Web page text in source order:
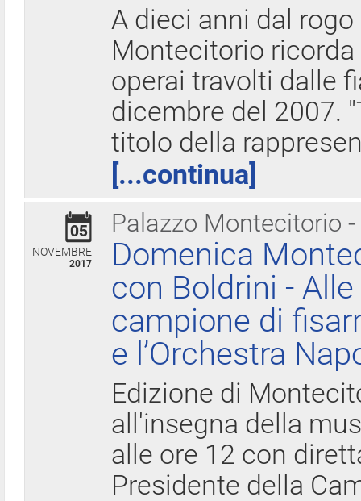
A dieci anni dal
Montecitorio
operai travolti dalle
dicembre del 2007.
titolo della
[...continua]
Palazzo Montecitorio
05
NOVEMBRE
2017
Domenica
con Boldrini -
campione di
e l’Orchestra
Edizione di
all'insegna della
alle ore 12 con
Presidente della